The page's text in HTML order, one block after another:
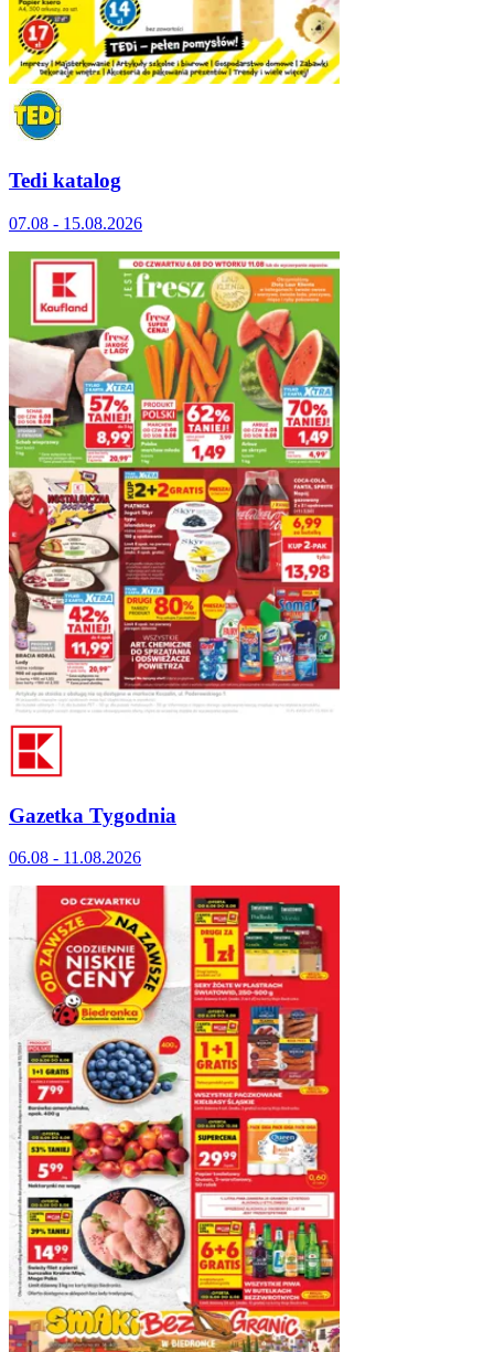
Tedi katalog
07.08 - 15.08.2026
Gazetka Tygodnia
06.08 - 11.08.2026